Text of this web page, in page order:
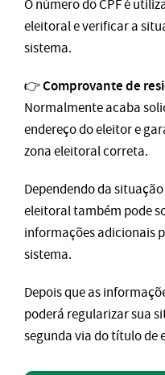
O número do CPF é
eleitoral e verificar a
sistema.
👉Comprovante de
Normalmente acaba
endereço do eleitor e
zona eleitoral correta.
Dependendo da
eleitoral também pode
informações adicionais
sistema.
Depois que as
poderá regularizar sua
segunda via do título de